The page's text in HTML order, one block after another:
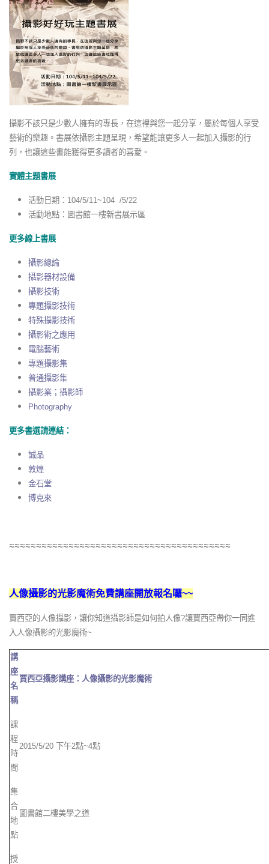
攝影不該只是少數人擁有的專長，在這裡與您一起分享，屬於每個人享受
藝術的樂趣。書展依攝影主題呈現，希望能讓更多人一起加入攝影的行
列，也讓這些書能獲得更多讀者的喜愛。
實體主題書展
活動日期：104/5/11~104 /5/22
活動地點：圖書館一樓新書展示區
更多線上書展
攝影總論
攝影器材設備
攝影技術
專題攝影技術
特殊攝影技術
攝影術之應用
電腦藝術
專題攝影集
普通攝影集
攝影業；攝影師
Photography
更多書選請連結：
誠品
敦煌
金石堂
博克來
≈≈≈≈≈≈≈≈≈≈≈≈≈≈≈≈≈≈≈≈≈≈≈≈≈≈≈≈≈≈≈≈≈≈≈≈≈≈≈≈≈
人像攝影的光影魔術免費講座開放報名囉~~
賈西亞的人像攝影，讓你知道攝影師是如何拍人像?讓賈西亞帶你一同進
入人像攝影的光影魔術~
講
座
名
稱
賈西亞攝影講座：人像攝影的光影魔術
課
程
時
間
2015/5/20 下午2點~4點
集
合
地
點
圖書館二樓美學之道
授